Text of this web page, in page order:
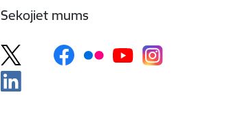
Sekojiet mums